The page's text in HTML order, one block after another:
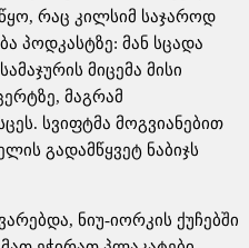
რაც კილსიმ საჯაროდ
პოდკასტზე: მან სცადა
მიცემა მისი
მაგრამ
სვიფტმა მოგვიანებით
გადამწყვეტ ნაბიჯს
ნიუ-იორკის ქუჩებში